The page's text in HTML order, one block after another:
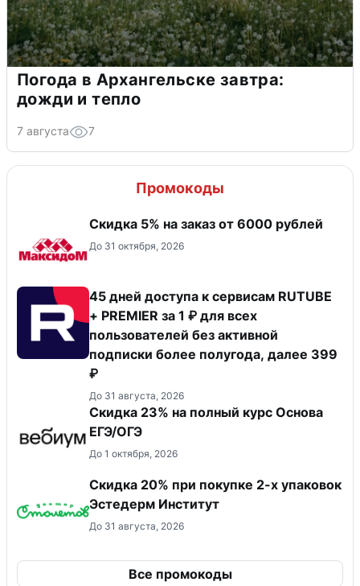
Погода в Архангельске завтра:
дожди и тепло
7 августа 7
Промокоды
Скидка 5% на заказ от 6000 рублей
До 31 октября, 2026
45 дней доступа к сервисам RUTUBE
+ PREMIER за 1 ₽ для всех
пользователей без активной
подписки более полугода, далее 399
₽
До 31 августа, 2026
Скидка 23% на полный курс Основа
ЕГЭ/ОГЭ
До 1 октября, 2026
Скидка 20% при покупке 2-х упаковок
Эстедерм Институт
До 31 августа, 2026
Все промокоды